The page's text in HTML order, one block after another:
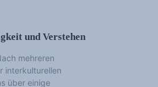
und Verstehen
mehreren
interkulturellen
über einige